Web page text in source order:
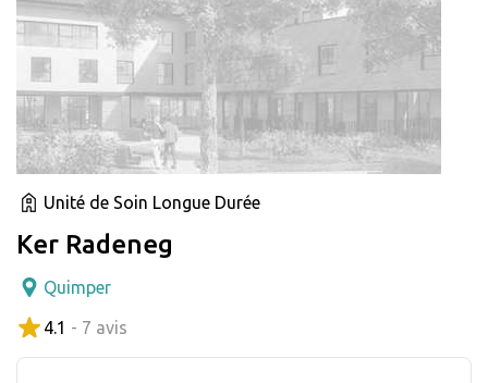
Unité de Soin Longue Durée
Ker Radeneg
Quimper
4.1 - 7 avis